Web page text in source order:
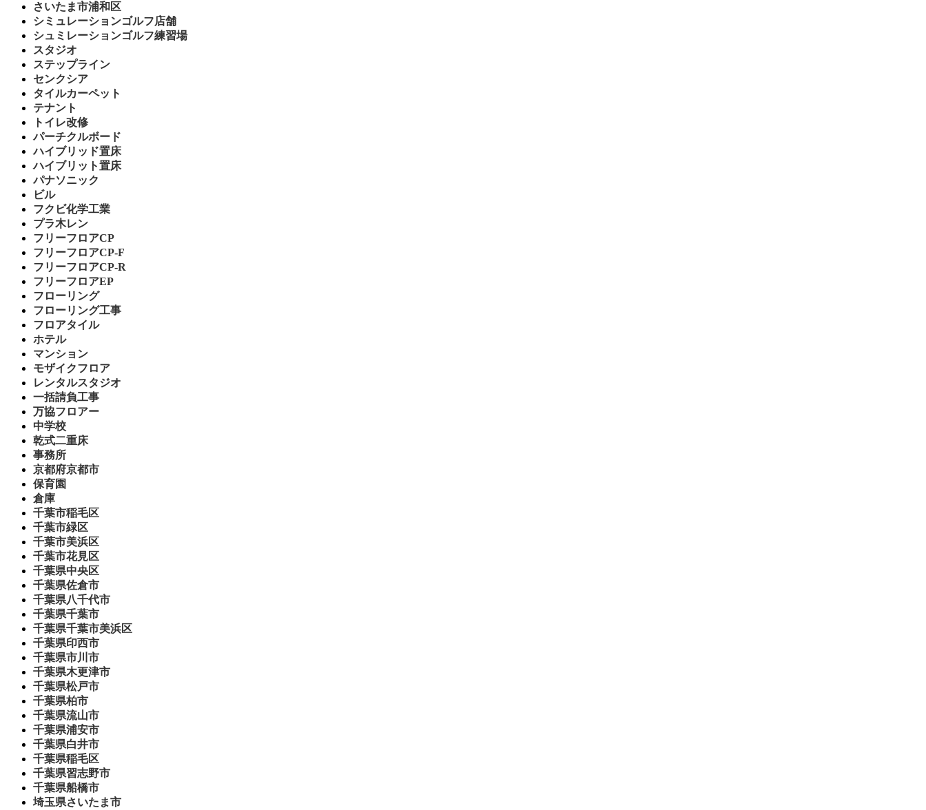
さいたま市浦和区
シミュレーションゴルフ店舗
シュミレーションゴルフ練習場
スタジオ
ステップライン
センクシア
タイルカーペット
テナント
トイレ改修
パーチクルボード
ハイブリッド置床
ハイブリット置床
パナソニック
ビル
フクビ化学工業
プラ木レン
フリーフロアCP
フリーフロアCP-F
フリーフロアCP-R
フリーフロアEP
フローリング
フローリング工事
フロアタイル
ホテル
マンション
モザイクフロア
レンタルスタジオ
一括請負工事
万協フロアー
中学校
乾式二重床
事務所
京都府京都市
保育園
倉庫
千葉市稲毛区
千葉市緑区
千葉市美浜区
千葉市花見区
千葉県中央区
千葉県佐倉市
千葉県八千代市
千葉県千葉市
千葉県千葉市美浜区
千葉県印西市
千葉県市川市
千葉県木更津市
千葉県松戸市
千葉県柏市
千葉県流山市
千葉県浦安市
千葉県白井市
千葉県稲毛区
千葉県習志野市
千葉県船橋市
埼玉県さいたま市